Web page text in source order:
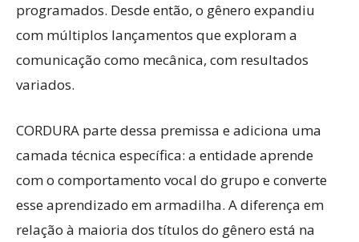
programados. Desde então, o gênero expandiu
com múltiplos lançamentos que exploram a
comunicação como mecânica, com resultados
variados.
CORDURA parte dessa premissa e adiciona uma
camada técnica específica: a entidade aprende
com o comportamento vocal do grupo e converte
esse aprendizado em armadilha. A diferença em
relação à maioria dos títulos do gênero está na